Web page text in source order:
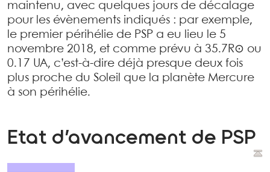
maintenu, avec quelques jours de décalage
pour les évènements indiqués : par exemple,
le premier périhélie de PSP a eu lieu le 5
novembre 2018, et comme prévu à 35.7R⊙ ou
0.17 UA, c’est-à-dire déjà presque deux fois
plus proche du Soleil que la planète Mercure
à son périhélie.
Etat d’avancement de PSP